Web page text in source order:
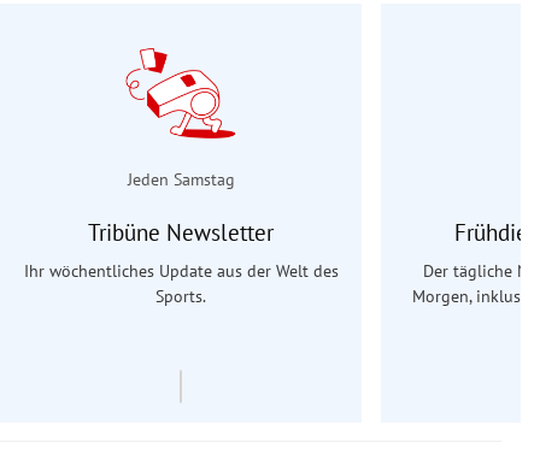
Jeden Samstag
Tribüne Newsletter
Ihr wöchentliches Update aus der Welt des
Sports.
Der tägliche
Morgen,